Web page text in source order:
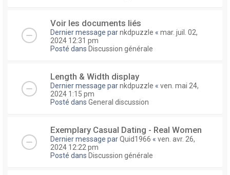
Voir les documents liés
Dernier message parnkdpuzzle « mar. juil. 02,
2024 12:31 pm
Posté dans Discussion générale
Length & Width display
Dernier message parnkdpuzzle « ven. mai 24,
2024 1:15 pm
Posté dans General discussion
Exemplary Сasual Dating - Real Women
Dernier message parQuid1966 « ven. avr. 26,
2024 12:22 pm
Posté dans Discussion générale